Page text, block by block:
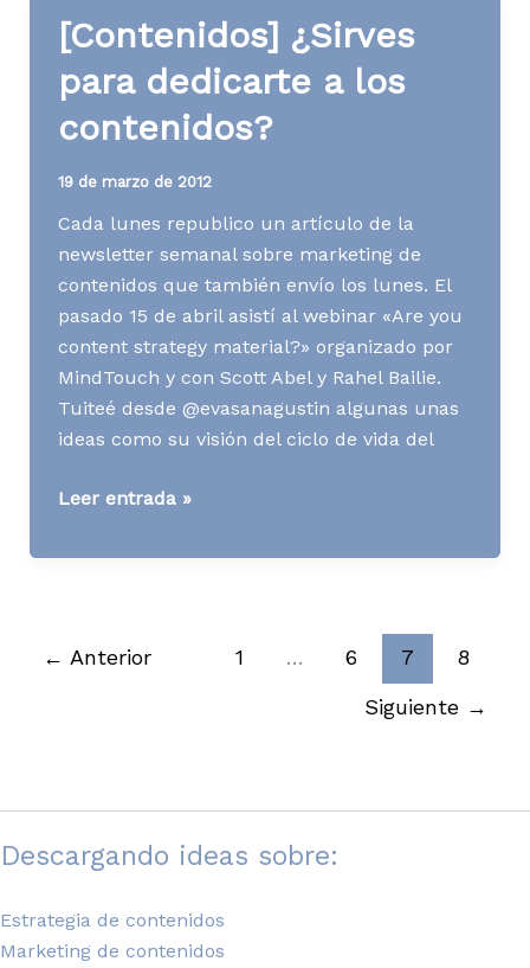
[Contenidos] ¿Sirves
para dedicarte a los
contenidos?
19 de marzo de 2012
Cada lunes republico un artículo de la
newsletter semanal sobre marketing de
contenidos que también envío los lunes. El
pasado 15 de abril asistí al webinar «Are you
content strategy material?» organizado por
MindTouch y con Scott Abel y Rahel Bailie.
Tuiteé desde @evasanagustin algunas unas
ideas como su visión del ciclo de vida del
[Contenidos]
para
los
Leer entrada »
← Anterior 1 … 6 7 8
Siguiente →
Descargando ideas sobre:
Estrategia de contenidos
Marketing de contenidos